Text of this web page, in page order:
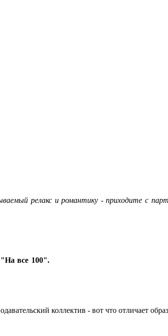
релакс и романтику - приходите с
все 100".
коллектив - вот что отличает